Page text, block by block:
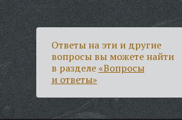
Ответы на эти и другие
вопросы вы можете найти
в разделе«Вопросы
и ответы»